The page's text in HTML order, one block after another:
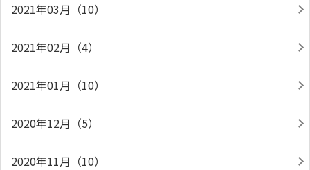
2021年03月（10）
2021年02月（4）
2021年01月（10）
2020年12月（5）
2020年11月（10）